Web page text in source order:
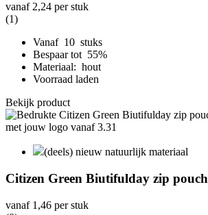
vanaf 2,24 per stuk
(1)
Vanaf 10 stuks
Bespaar tot 55%
Materiaal: hout
Voorraad laden
Bekijk product
(deels) nieuw natuurlijk materiaal
Citizen Green Biutifulday zip pouch
vanaf 1,46 per stuk